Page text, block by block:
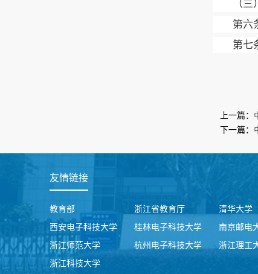
（
第六
第七
上一篇：
下一篇：
友情链接
教育部 浙江省教育厅 清华大学
西安电子科技大学
桂林电子科技大学 南京邮电
浙江师范大学
杭州电子科技大学 浙江理工
浙江科技大学